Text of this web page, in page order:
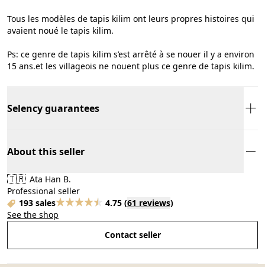
Tous les modèles de tapis kilim ont leurs propres histoires qui
avaient noué le tapis kilim.
Ps: ce genre de tapis kilim s’est arrêté à se nouer il y a environ
15 ans.et les villageois ne nouent plus ce genre de tapis kilim.
Selency guarantees
About this seller
🇹🇷 Ata Han B.
Professional seller
193 sales
4.75 (61 reviews)
See the shop
Contact seller